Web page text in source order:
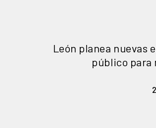
León planea nuevas
público para